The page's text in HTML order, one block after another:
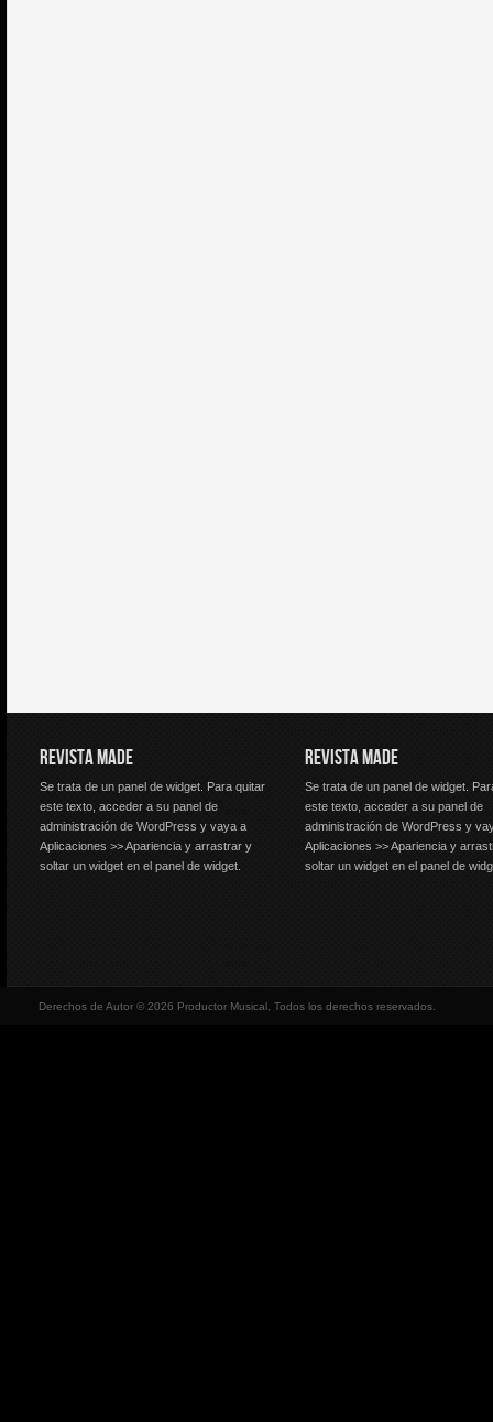
REVISTA MADE
Se trata de un panel de widget. Para quitar
este texto, acceder a su panel de
administración de WordPress y vaya a
Aplicaciones >> Apariencia y arrastrar y
soltar un widget en el panel de widget.
REVISTA MADE
Se trata de un panel de widget.
este texto, acceder a su panel de
administración de WordPress y
Aplicaciones >> Apariencia y
soltar un widget en el panel de
Derechos de Autor © 2026 Productor Musical, Todos los derechos reservados.